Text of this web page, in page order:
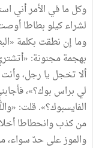
وكل ما في الأمر أني
لشراء كيلو بطاطا
وما إن نطقت بكلمة
بهجمة مجنونة:
ألا تخجل يا رجل،
لي براس بوك؟»،
الفايسبوك؟». قلت:
من كذب وانحطاطا
والموز على حدّ سواء،